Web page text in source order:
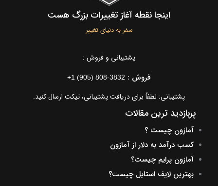
اینجا نقطه آغاز تغییرات بزرگ هست
سفر به دنیای تغییر
پشتیبانی و فروش :
فروش : +1 (905) 808-3832
پشتیبانی: لطفاً برای دریافت پشتیبانی، تیکت ارسال کنید.
پربازدید ترین مقالات
آمازون چیست ؟
کسب درآمد به دلار از آمازون
آمازون پرایم چیست؟
بهترین لایف استایل چیست؟